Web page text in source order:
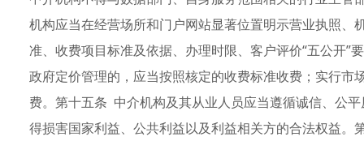
机构应当在经营场所和门户网站显著位置明示营业执照
准、收费项目标准及依据、办理时限、客户评价“五公开
政府定价管理的，应当按照核定的收费标准收费；实行
费。第十五条 中介机构及其从业人员应当遵循诚信、公
得损害国家利益、公共利益以及利益相关方的合法权益